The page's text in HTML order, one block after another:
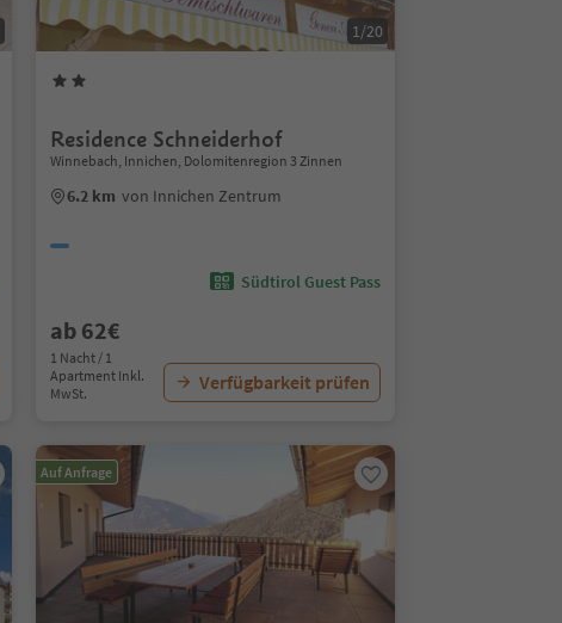
1/20
Residence Schneiderhof
Winnebach, Innichen, Dolomitenregion 3 Zinnen
6.2 km von Innichen Zentrum
Südtirol Guest Pass
ab 62€
1 Nacht / 1
Apartment Inkl.
MwSt.
Verfügbarkeit prüfen
Auf Anfrage